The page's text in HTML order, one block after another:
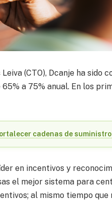
(CTO), Dcanje ha sido
a 75% anual. En los
cadenas de
en incentivos y
el mejor sistema para
al mismo tiempo